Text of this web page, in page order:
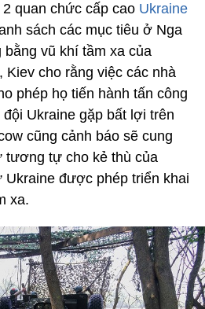
quan chức cấp cao Ukraine
sách các mục tiêu ở Nga
bằng vũ khí tầm xa của
Kiev cho rằng việc các nhà
phép họ tiến hành tấn công
Ukraine gặp bất lợi trên
cũng cảnh báo sẽ cung
tương tự cho kẻ thù của
được phép triển khai
xa.